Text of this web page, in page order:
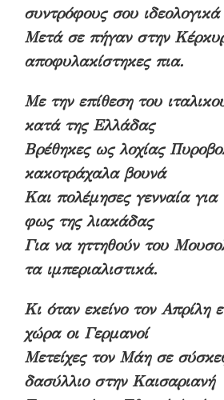
συντρόφους σου ιδεολογικά
Μετά σε πήγαν στην
αποφυλακίστηκες πια.
Με την επίθεση του
κατά της Ελλάδας
Βρέθηκες ως λοχίας
κακοτράχαλα βουνά
Και πολέμησες γενναία για
φως της λιακάδας
Για να ηττηθούν του
τα ιμπεριαλιστικά.
Κι όταν εκείνο τον Απρίλη
χώρα οι Γερμανοί
Μετείχες τον Μάη σε
δασύλλιο στην Καισαριανή